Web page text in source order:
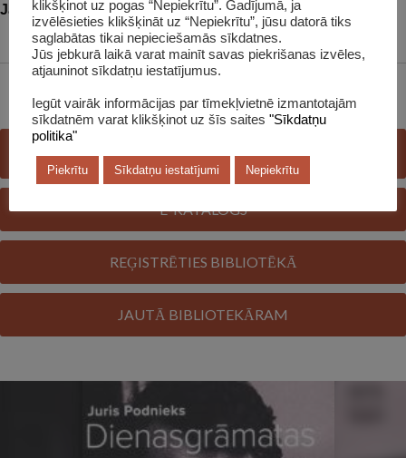
Jaunas grāmatas
E-GRĀMATU BIBLIOTĒKA
E-KATALOGS
REĢISTRĒTIES BIBLIOTĒKĀ
JAUTĀ BIBLIOTEKĀRAM
klikšķinot uz pogas “Nepiekrītu”. Gadījumā, ja
izvēlēsieties klikšķināt uz “Nepiekrītu”, jūsu datorā tiks
saglabātas tikai nepieciešamās sīkdatnes.
Jūs jebkurā laikā varat mainīt savas piekrišanas izvēles,
atjauninot sīkdatņu iestatījumus.
Iegūt vairāk informācijas par tīmekļvietnē izmantotajām
sīkdatnēm varat klikšķinot uz šīs saites "Sīkdatņu
politika"
Piekrītu Sīkdatņu iestatījumi Nepiekrītu